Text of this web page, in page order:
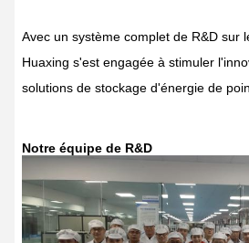
Avec un système complet de R&D sur
Huaxing s'est engagée à stimuler
solutions de stockage d'énergie de
Notre équipe de R&D